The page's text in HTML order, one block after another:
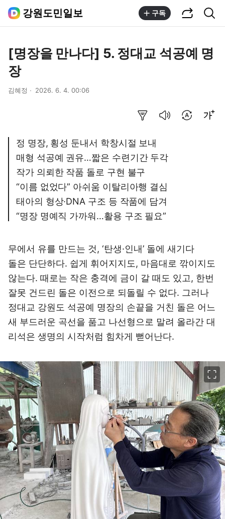
강원도민일보 구독
[명장을 만나다] 5. 정대교 석공예 명
장
김혜정 2026. 6. 4. 00:06
정 명장, 횡성 둔내서 학창시절 보내
매형 석공예 권유…짧은 수련기간 두각
작가 의뢰한 작품 돌로 구현 불구
“이름 없었다” 아쉬움 이탈리아행 결심
태아의 형상·DNA 구조 등 작품에 담겨
“명장 명예직 가까워…활용 구조 필요”
무에서 유를 만드는 것, ‘탄생·인내’ 돌에 새기다
돌은 단단하다. 쉽게 휘어지지도, 마음대로 깎이지도
않는다. 때로는 작은 충격에 금이 갈 때도 있고, 한번
잘못 건드린 돌은 이전으로 되돌릴 수 없다. 그러나
정대교 강원도 석공예 명장의 손끝을 거친 돌은 어느
새 부드러운 곡선을 품고 나선형으로 말려 올라간 대
리석은 생명의 시작처럼 힘차게 뻗어난다.